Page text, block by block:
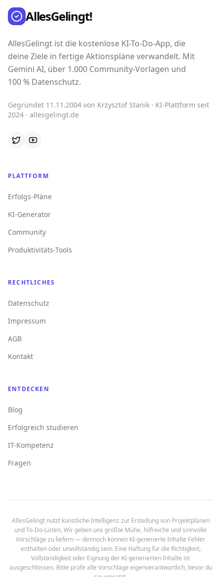
AllesGelingt!
AllesGelingt ist die kostenlose KI-To-Do-App, die
deine Ziele in fertige Aktionspläne verwandelt. Mit
Gemini AI, über 1.000 Community-Vorlagen und
100 % Datenschutz.
Gegründet 11.11.2004 von Krzysztof Stanik · KI-Plattform seit
2024 · allesgelingt.de
PLATTFORM
Erfolgs-Pläne
KI-Generator
Community
Produktivitäts-Tools
RECHTLICHES
Datenschutz
Impressum
AGB
Kontakt
ENTDECKEN
Blog
Erfolgreich studieren
IT-Kompetenz
Fragen
AllesGelingt nutzt künstliche Intelligenz zur Erstellung von Projektplänen
und To-Do-Listen. Wir geben uns größte Mühe, hilfreiche und sinnvolle
Vorschläge zu liefern — dennoch können KI-generierte Inhalte Fehler
enthalten oder unvollständig sein. Eine Haftung für die Richtigkeit,
Vollständigkeit oder Eignung der KI-generierten Inhalte ist
ausgeschlossen. Bitte prüfe alle Vorschläge eigenverantwortlich, bevor du